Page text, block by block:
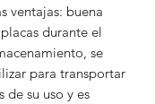
ventajas: buena
durante el
se
para transportar
de su uso y es